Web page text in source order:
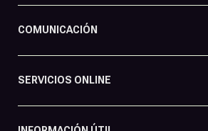
COMUNICACIÓN
SERVICIOS ONLINE